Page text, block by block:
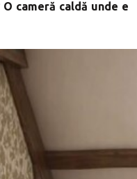
cameră caldă unde e